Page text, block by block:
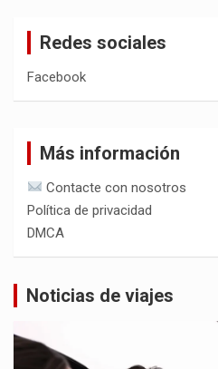
Redes sociales
Facebook
Más información
Contacte con nosotros
Política de privacidad
DMCA
Noticias de viajes